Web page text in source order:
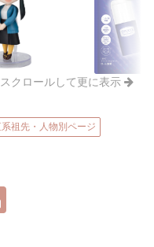
スクロールして更に表示
祖先・人物別ページ